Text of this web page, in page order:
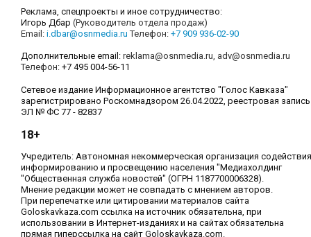
Реклама, спецпроекты и иное сотрудничество:
Игорь Дбар (Руководитель отдела продаж)
Email: i.dbar@osnmedia.ru Телефон: +7 909 936-02-90
Дополнительные email: reklama@osnmedia.ru, adv@osnmedia.ru
Телефон: +7 495 004-56-11
Сетевое издание Информационное агентство "Голос Кавказа"
зарегистрировано Роскомнадзором 26.04.2022, реестровая запись
ЭЛ № ФС 77 - 82837
18+
Учредитель: Автономная некоммерческая организация содействия
информированию и просвещению населения "Медиахолдинг
"Общественная служба новостей" (ОГРН 1187700006328).
Мнение редакции может не совпадать с мнением авторов.
При перепечатке или цитировании материалов сайта
Goloskavkaza.com ссылка на источник обязательна, при
использовании в Интернет-изданиях и на сайтах обязательна
прямая гиперссылка на сайт Goloskavkaza.com.